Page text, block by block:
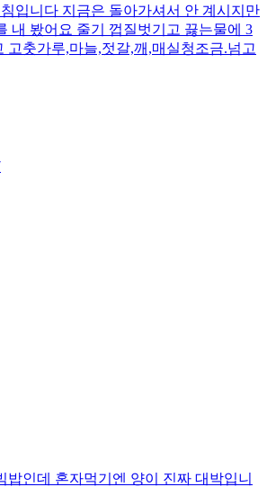
입니다 지금은 돌아가셔서 안 계시지만
내 봤어요 줄기 껍질벗기고 끓는물에 3
고춧가루,마늘,젓갈,깨,매실청조금.넘고
밥인데 혼자먹기엔 양이 진짜 대박입니